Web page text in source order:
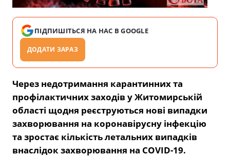
ПІДПИШІТЬСЯ НА НАС В GOOGLE
ДОДАТИ ЗАРАЗ
Через недотримання карантинних та
профілактичних заходів у Житомирській
області щодня реєструються нові випадки
захворювання на коронавірусну інфекцію
та зростає кількість летальних випадків
внаслідок захворювання на COVID-19.